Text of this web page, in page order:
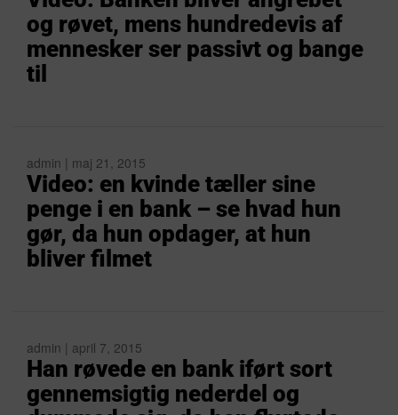
og røvet, mens hundredevis af
mennesker ser passivt og bange
til
admin | maj 21, 2015
Video: en kvinde tæller sine
penge i en bank – se hvad hun
gør, da hun opdager, at hun
bliver filmet
admin | april 7, 2015
Han røvede en bank iført sort
gennemsigtig nederdel og